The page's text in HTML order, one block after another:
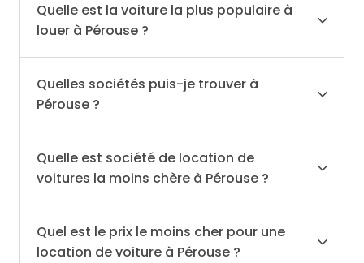
Quelle est la voiture la plus populaire à
louer à Pérouse ?
Quelles sociétés puis-je trouver à
Pérouse ?
Quelle est société de location de
voitures la moins chère à Pérouse ?
Quel est le prix le moins cher pour une
location de voiture à Pérouse ?